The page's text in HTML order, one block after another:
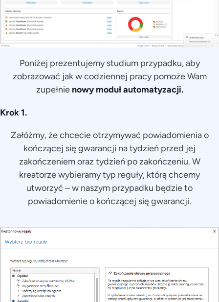
Poniżej prezentujemy studium przypadku, aby
zobrazować jak w codziennej pracy pomoże Wam
zupełnie nowy moduł automatyzacji.
Krok 1.
Załóżmy, że chcecie otrzymywać powiadomienia o
kończącej się gwarancji na tydzień przed jej
zakończeniem oraz tydzień po zakończeniu. W
kreatorze wybieramy typ reguły, którą chcemy
utworzyć – w naszym przypadku będzie to
powiadomienie o kończącej się gwarancji.